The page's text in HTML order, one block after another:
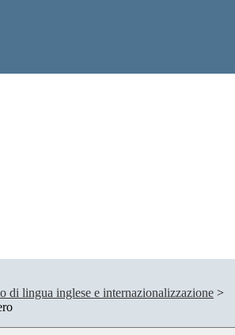
di lingua inglese e internazionalizzazione >